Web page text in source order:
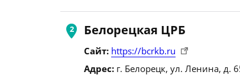
Белорецкая ЦРБ
Сайт: https://bcrkb.ru
Адрес: г. Белорецк, ул. Ленина, д.